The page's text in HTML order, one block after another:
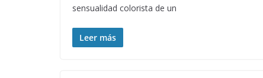
sensualidad colorista de un
Leer más